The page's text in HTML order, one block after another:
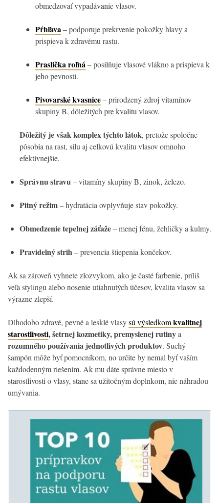
obmedzovať vypadávanie vlasov.
Pŕhľava– podporuje prekrvenie pokožky hlavy a
prispieva k zdravému rastu.
Praslička roľná– posilňuje vlasové vlákno a prispieva k
jeho pevnosti.
Pivovarské kvasnice– prirodzený zdroj vitamínov
skupiny B, dôležitých pre kvalitu vlasov.
Dôležitý je však komplex týchto látok, pretože spoločne
pôsobia na rast, silu aj celkovú kvalitu vlasov omnoho
efektívnejšie.
Správnu stravu– vitamíny skupiny B, zinok, železo.
Pitný režim– hydratácia ovplyvňuje stav pokožky.
Obmedzenie tepelnej záťaže– menej fénu, žehličky a kulmy.
Pravidelný strih– prevencia štiepenia končekov.
Ak sa zároveň vyhnete zlozvykom, ako je časté farbenie, príliš
veľa stylingu alebo nosenie utiahnutých účesov, kvalita vlasov sa
výrazne zlepší.
Dlhodobo zdravé, pevné a lesklé vlasysú výsledkomkvalitnej
starostlivosti, šetrnej kozmetiky, premyslenej rutinya
rozumného používania jednotlivých produktov. Suchý
šampón môže byť pomocníkom, no určite by nemal byť vaším
každodenným riešením. Ak mu dáte správne miesto v
starostlivosti o vlasy, stane sa užitočným doplnkom, nie náhradou
umývania.